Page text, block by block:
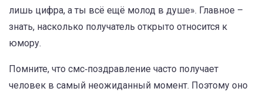
лишь цифра, а ты всё ещё молод в душе». Главное –
знать, насколько получатель открыто относится к
юмору.
Помните, что смс‑поздравление часто получает
человек в самый неожиданный момент. Поэтому оно